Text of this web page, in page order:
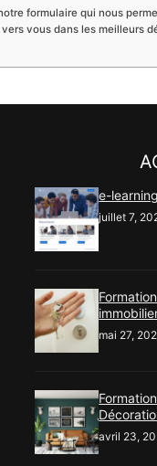
formulaire qui nous
vous dans les meilleurs
e-
juillet 7,
mai 27,
avril 23,